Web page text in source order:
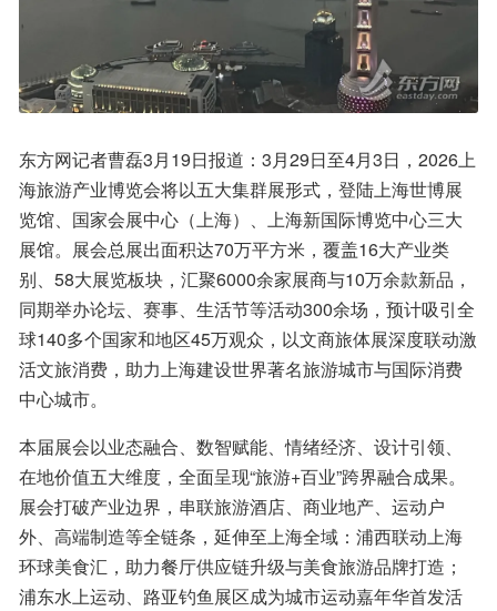
东方网记者曹磊3月19日报道：3月29日至4月3日，2026上
海旅游产业博览会将以五大集群展形式，登陆上海世博展
览馆、国家会展中心（上海）、上海新国际博览中心三大
展馆。展会总展出面积达70万平方米，覆盖16大产业类
别、58大展览板块，汇聚6000余家展商与10万余款新品，
同期举办论坛、赛事、生活节等活动300余场，预计吸引全
球140多个国家和地区45万观众，以文商旅体展深度联动激
活文旅消费，助力上海建设世界著名旅游城市与国际消费
中心城市。
本届展会以业态融合、数智赋能、情绪经济、设计引领、
在地价值五大维度，全面呈现“旅游+百业”跨界融合成果。
展会打破产业边界，串联旅游酒店、商业地产、运动户
外、高端制造等全链条，延伸至上海全域：浦西联动上海
环球美食汇，助力餐厅供应链升级与美食旅游品牌打造；
浦东水上运动、路亚钓鱼展区成为城市运动嘉年华首发活